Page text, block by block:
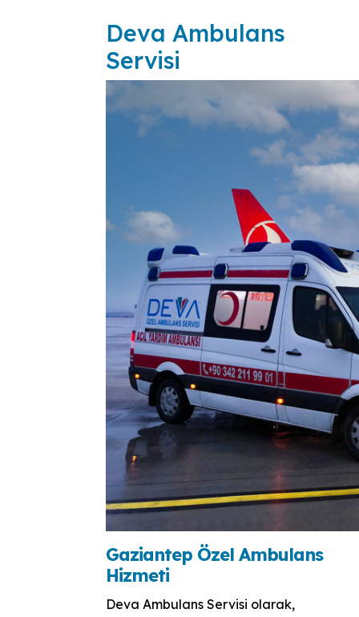
Deva Ambulans
Servisi
Gaziantep Özel Ambulans
Hizmeti
Deva Ambulans Servisi olarak,